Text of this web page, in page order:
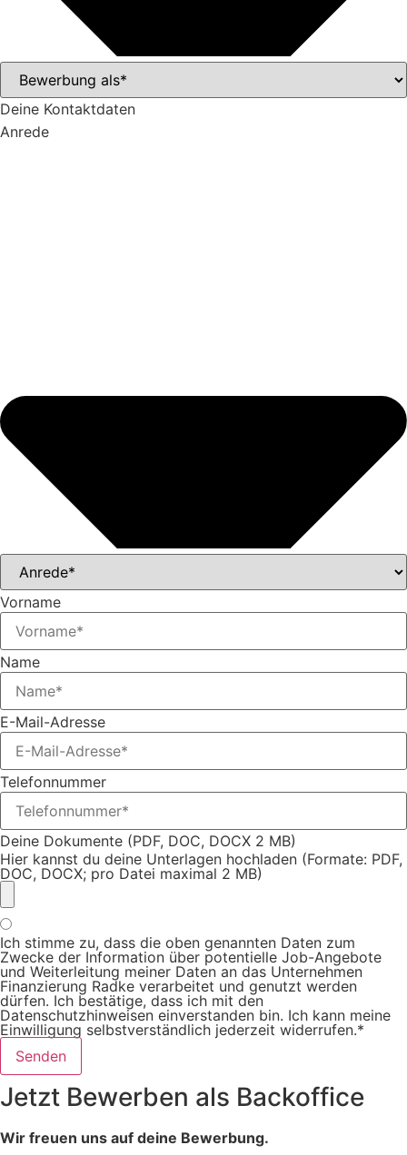
Deine Kontaktdaten
Anrede
Vorname
Name
E-Mail-Adresse
Telefonnummer
Deine Dokumente (PDF, DOC, DOCX 2 MB)
Hier kannst du deine Unterlagen hochladen (Formate: PDF,
DOC, DOCX; pro Datei maximal 2 MB)
Ich stimme zu, dass die oben genannten Daten zum
Zwecke der Information über potentielle Job-Angebote
und Weiterleitung meiner Daten an das Unternehmen
Finanzierung Radke verarbeitet und genutzt werden
dürfen. Ich bestätige, dass ich mit den
Datenschutzhinweisen einverstanden bin. Ich kann meine
Einwilligung selbstverständlich jederzeit widerrufen.*
Senden
Jetzt Bewerben als Backoffice
Wir freuen uns auf deine Bewerbung.